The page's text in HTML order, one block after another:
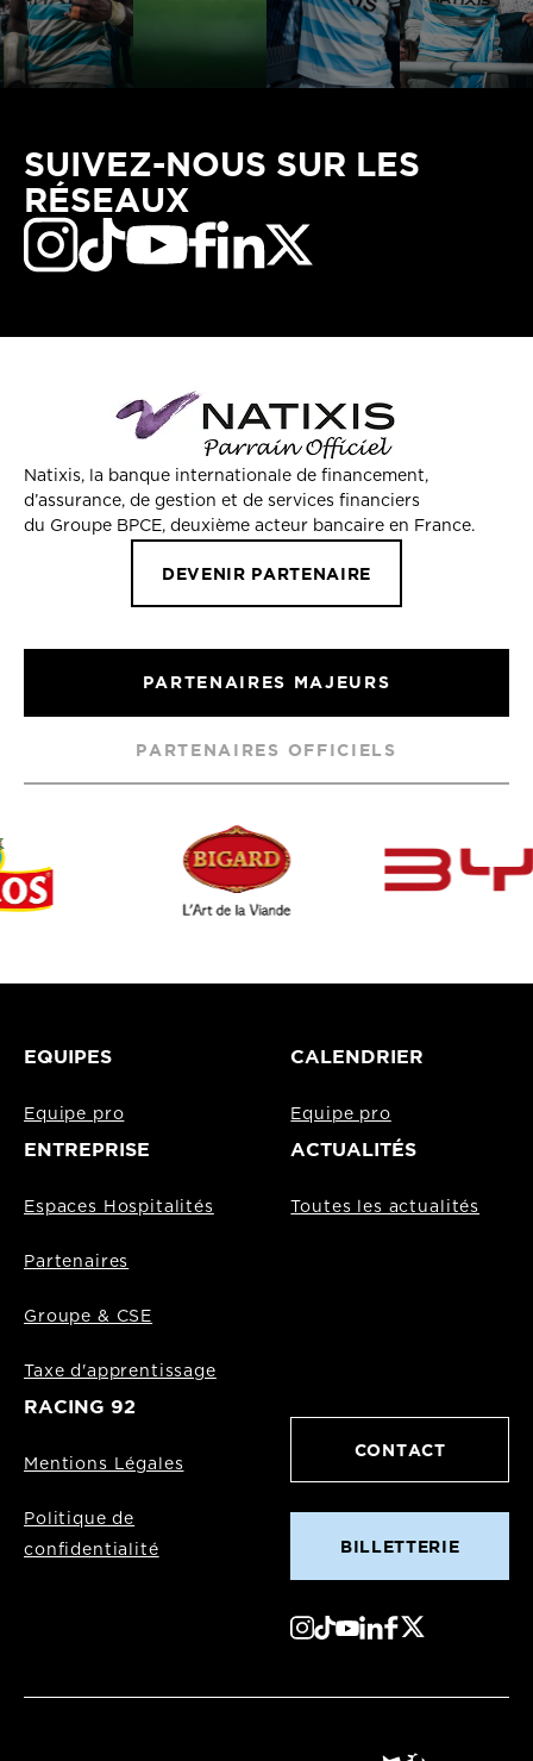
SUIVEZ-NOUS SUR LES
RÉSEAUX
Natixis, la banque internationale de financement,
d’assurance, de gestion et de services financiers
du Groupe BPCE, deuxième acteur bancaire en France.
DEVENIR PARTENAIRE
PARTENAIRES MAJEURS
PARTENAIRES OFFICIELS
EQUIPES
Equipe pro
CALENDRIER
Equipe pro
ENTREPRISE
Espaces Hospitalités
Partenaires
Groupe & CSE
Taxe d'apprentissage
ACTUALITÉS
Toutes les actualités
RACING 92
Mentions Légales
Politique de
confidentialité
CONTACT
BILLETTERIE